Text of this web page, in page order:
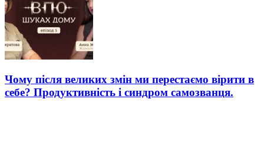
Чому після великих змін ми перестаємо вірити в
себе? Продуктивність і синдром самозванця.